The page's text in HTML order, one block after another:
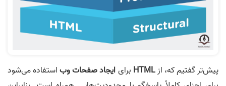
پیش‌تر گفتیم که، ازHTML برایایجاد صفحات وباستفاده می‌شود